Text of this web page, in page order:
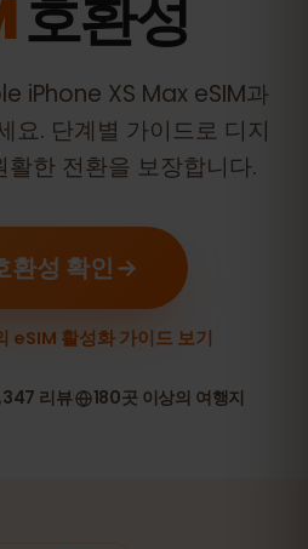
호환성
iPhone XS Max eSIM과
요. 단계별 가이드로 디지
활한 전환을 보장합니다.
환성 확인
활성화 가이드 보기
리뷰 180곳 이상의 여행지